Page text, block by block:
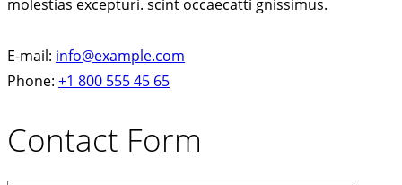
molestias excepturi. scint occaecatti gnissimus.
E-mail: info@example.com
Phone: +1 800 555 45 65
Contact Form